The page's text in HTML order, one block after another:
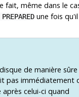
fait, même dans le
une fois
de manière
pas immédiatement
après celui-ci quand